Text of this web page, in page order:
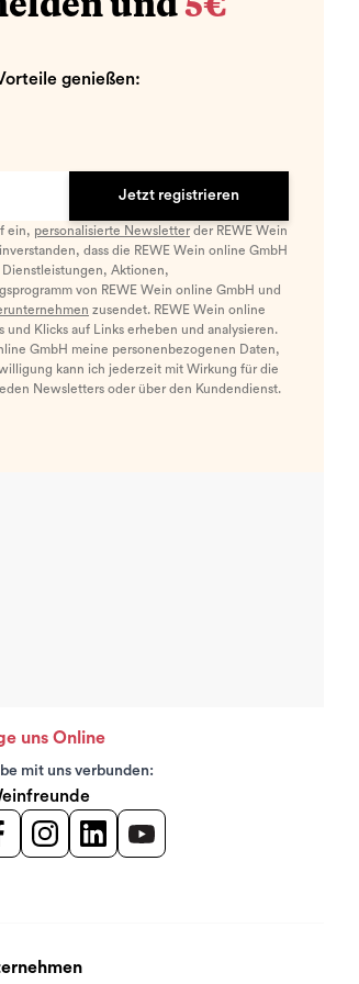
und 5€
genießen:
Jetzt registrieren
ein, personalisierte Newsletterder REWE Wein
dass die REWE Wein online GmbH
Aktionen,
von REWE Wein online GmbH und
zusendet. REWE Wein online
Klicks auf Links erheben und analysieren.
GmbH meine personenbezogenen Daten,
kann ich jederzeit mit Wirkung für die
Newsletters oder über den Kundendienst.
uns Online
mit uns verbunden: